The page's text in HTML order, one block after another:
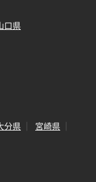
口県
分県
宮崎県